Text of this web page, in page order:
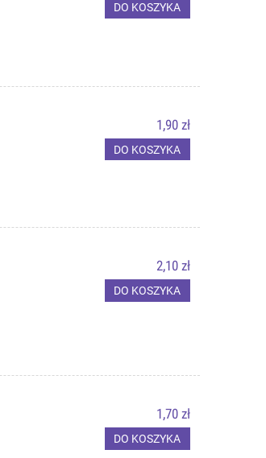
DO KOSZYKA
1,90 zł
DO KOSZYKA
2,10 zł
DO KOSZYKA
1,70 zł
DO KOSZYKA